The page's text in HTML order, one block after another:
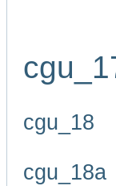
cgu_18
cgu_18a